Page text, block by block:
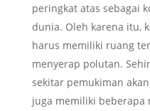
peringkat atas sebagai
dunia. Oleh karena itu,
harus memiliki ruang
menyerap polutan.
sekitar pemukiman
juga memiliki beberapa